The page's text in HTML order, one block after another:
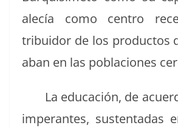
alecía como cen­tro
tribuidor de los pro­duc­tos
a­ban en las pobla­ciones
La edu­cación, de
imper­antes, sus­ten­tadas